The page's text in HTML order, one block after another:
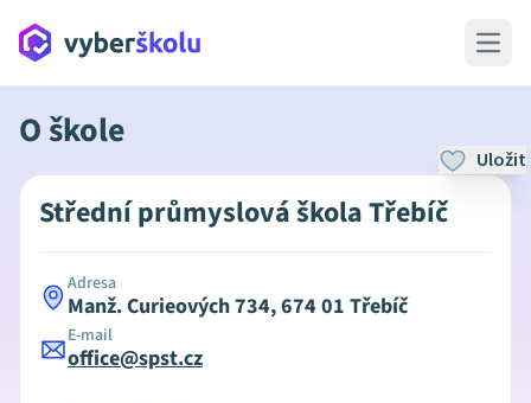
Open
O škole
Uložit
Střední průmyslová škola Třebíč
Adresa
Manž. Curieových 734, 674 01 Třebíč
E-mail
office@spst.cz